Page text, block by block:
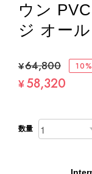
ウン
ジ オー
¥64,800
¥58,320
数量